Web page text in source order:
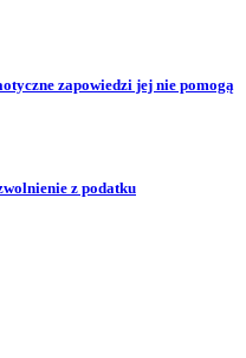
zapowiedzi jej nie pomogą
z podatku